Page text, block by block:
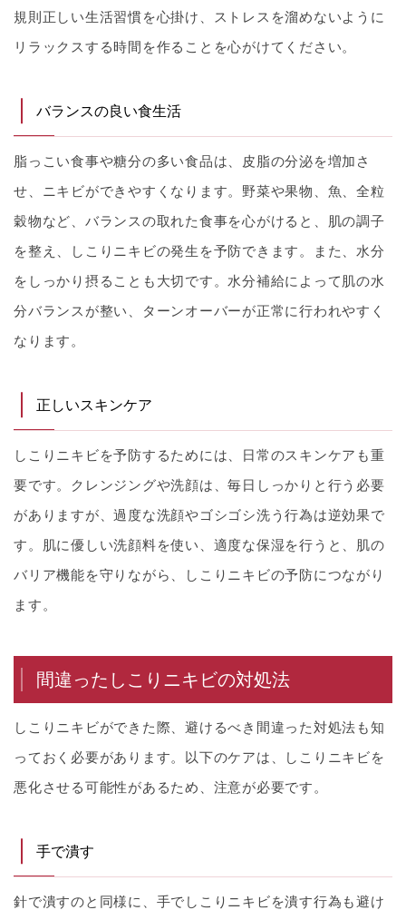
規則正しい生活習慣を心掛け、ストレスを溜めないように
リラックスする時間を作ることを心がけてください。
バランスの良い食生活
脂っこい食事や糖分の多い食品は、皮脂の分泌を増加さ
せ、ニキビができやすくなります。野菜や果物、魚、全粒
穀物など、バランスの取れた食事を心がけると、肌の調子
を整え、しこりニキビの発生を予防できます。また、水分
をしっかり摂ることも大切です。水分補給によって肌の水
分バランスが整い、ターンオーバーが正常に行われやすく
なります。
正しいスキンケア
しこりニキビを予防するためには、日常のスキンケアも重
要です。クレンジングや洗顔は、毎日しっかりと行う必要
がありますが、過度な洗顔やゴシゴシ洗う行為は逆効果で
す。肌に優しい洗顔料を使い、適度な保湿を行うと、肌の
バリア機能を守りながら、しこりニキビの予防につながり
ます。
間違ったしこりニキビの対処法
しこりニキビができた際、避けるべき間違った対処法も知
っておく必要があります。以下のケアは、しこりニキビを
悪化させる可能性があるため、注意が必要です。
手で潰す
針で潰すのと同様に、手でしこりニキビを潰す行為も避け